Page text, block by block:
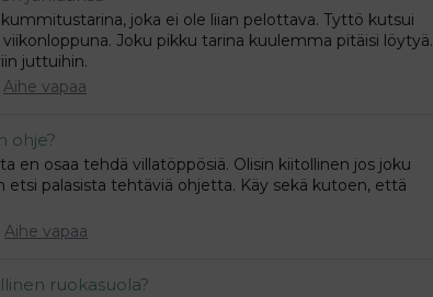
joka ei ole liian pelottava. Tyttö kutsui
Joku pikku tarina kuulemma pitäisi löytyä.
juttuihin.
Aihe vapaa
ohje?
en osaa tehdä villatöppösiä. Olisin kiitollinen jos joku
etsi palasista tehtäviä ohjetta. Käy sekä kutoen, että
Aihe vapaa
ruokasuola?